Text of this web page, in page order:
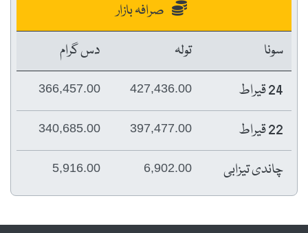
صرافہ بازار
سونا
تولہ
دس گرام
24 قیراط
427,436.00
366,457.00
22 قیراط 397,477.00
340,685.00
چاندی تیزابی 6,902.00
5,916.00